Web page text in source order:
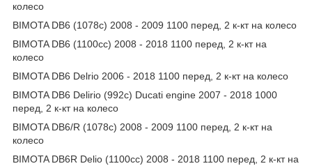
колесо
BIMOTA DB6 (1078c) 2008 - 2009 1100 перед, 2 к-кт на колесо
BIMOTA DB6 (1100cc) 2008 - 2018 1100 перед, 2 к-кт на
колесо
BIMOTA DB6 Delrio 2006 - 2018 1100 перед, 2 к-кт на колесо
BIMOTA DB6 Delirio (992c) Ducati engine 2007 - 2018 1000
перед, 2 к-кт на колесо
BIMOTA DB6/R (1078c) 2008 - 2009 1100 перед, 2 к-кт на
колесо
BIMOTA DB6R Delio (1100cc) 2008 - 2018 1100 перед, 2 к-кт на